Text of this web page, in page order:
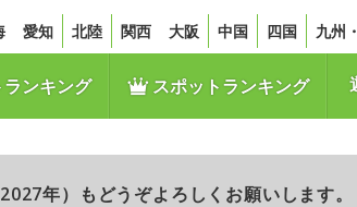
愛知 北陸 関西 大阪 中国 四国 九州
ンキング スポットランキング
年）もどうぞよろしくお願いします。